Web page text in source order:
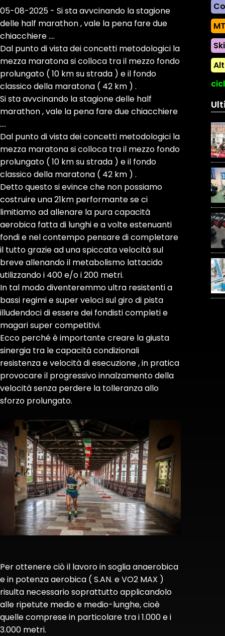
05-08-2025 - Si sta avvcinando la stagione
delle half marathon , vale la pena fare due
chiacchiere ….
Dal punto di vista dei concetti metodologici la
mezza maratona si colloca tra il mezzo fondo
prolungato ( 10 km su strada ) e il fondo
classico della maratona ( 42 km ) .
Si sta avvcinando la stagione delle half
marathon , vale la pena fare due chiacchiere
….
Dal punto di vista dei concetti metodologici la
mezza maratona si colloca tra il mezzo fondo
prolungato ( 10 km su strada ) e il fondo
classico della maratona ( 42 km ) .
Detto questo si evince che non possiamo
costruire una 21km performante se ci
limitiamo ad allenare la pura capacità
aerobica fatta di lunghi e a volte estenuanti
fondi e nel contempo pensare di completare
il tutto grazie ad una spiccata velocità sul
breve allenando il metabolismo lattacido
utilizzando i 400 e/o i 200 metri.
In tal modo diventeremmo ultra resistenti a
bassi regimi e super veloci sul giro di pista
illudendoci di essere dei fondisti completi e
magari super competitivi.
Ecco perché è importante creare la giusta
sinergia tra le capacità condizionali
resistenza e velocità di esecuzione , in pratica
provocare il progressivo innalzamento della
velocità senza perdere la tolleranza allo
sforzo prolungato.
Per ottenere ciò il lavoro in soglia anaerobica
e in potenza aerobica ( S.AN. e VO2 MAX )
risulta necessario soprattutto applicandolo
alle ripetute medio e medio-lunghe, cioè
quelle comprese in particolare tra i 1.000 e i
3.000 metri.